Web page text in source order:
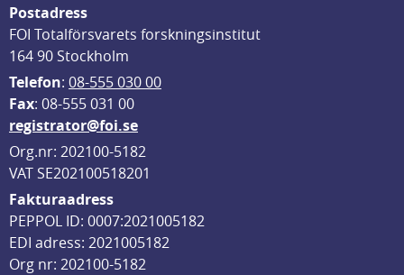
Postadress
FOI Totalförsvarets forskningsinstitut
164 90 Stockholm
Telefon: 08-555 030 00
Fax: 08-555 031 00
registrator@foi.se
Org.nr: 202100-5182
VAT SE202100518201
Fakturaadress
PEPPOL ID: 0007:2021005182
EDI adress: 2021005182
Org nr: 202100-5182